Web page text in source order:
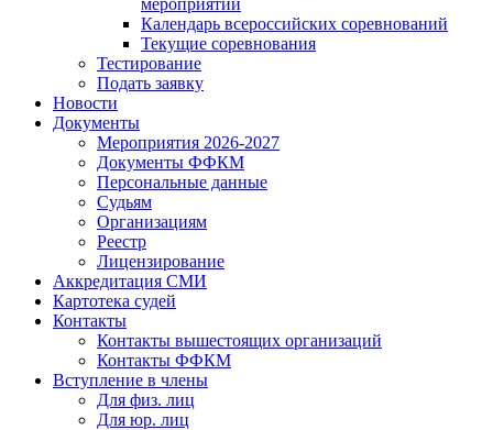
мероприятий
Календарь всероссийских соревнований
Текущие соревнования
Тестирование
Подать заявку
Новости
Документы
Мероприятия 2026-2027
Документы ФФКМ
Персональные данные
Судьям
Организациям
Реестр
Лицензирование
Аккредитация СМИ
Картотека судей
Контакты
Контакты вышестоящих организаций
Контакты ФФКМ
Вступление в члены
Для физ. лиц
Для юр. лиц